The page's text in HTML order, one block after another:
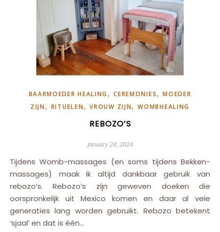
BAARMOEDER HEALING,CEREMONIES,MOEDER
ZIJN, RITUELEN,VROUW ZIJN,WOMBHEALING
REBOZO’S
January 28, 2024
Tijdens Womb-massages (en soms tijdens Bekken-
massages) maak ik altijd dankbaar gebruik van
rebozo’s. Rebozo’s zijn geweven doeken die
oorspronkelijk uit Mexico komen en daar al vele
generaties lang worden gebruikt. Rebozo betekent
‘sjaal’ en dat is één…